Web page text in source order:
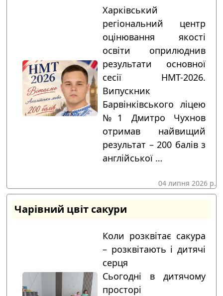
Харківський
регіональний центр
оцінювання якості
освіти оприлюднив
результати основної
сесії НМТ-2026.
Випускник
Барвінківського ліцею
№1 Дмитро Чухнов
отримав найвищий
результат – 200 балів з
англійської …
04 липня 2026 р.
Чарівний цвіт сакури
Коли розквітає сакура
– розквітають і дитячі
серця
Сьогодні в дитячому
просторі